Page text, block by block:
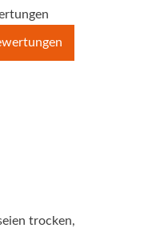
trocken,